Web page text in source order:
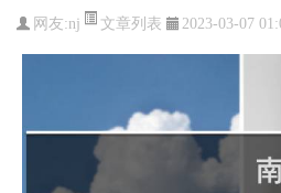
网友:nj 文章列表 2023-03-07